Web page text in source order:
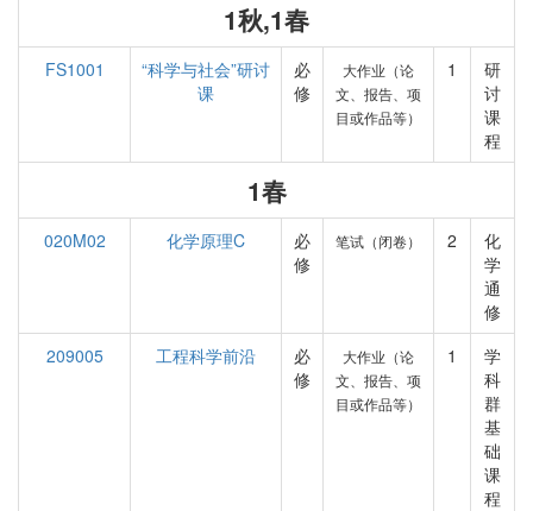
1秋,1春
FS1001
“科学与社会”研讨
课
必
修
大作业（论
文、报告、项
目或作品等）
1
研
讨
课
程
1春
020M02 化学原理C
必
修
笔试（闭卷） 2
化
学
通
修
209005
工程科学前沿
必
修
大作业（论
文、报告、项
目或作品等）
1
学
科
群
基
础
课
程